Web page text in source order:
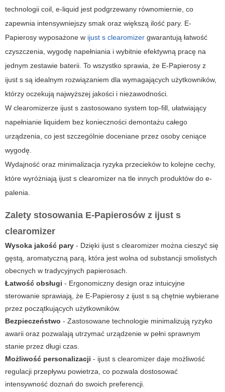
technologii coil, e-liquid jest podgrzewany równomiernie, co
zapewnia intensywniejszy smak oraz większą ilość pary. E-
Papierosy wyposażone w ijust s clearomizer gwarantują łatwość
czyszczenia, wygodę napełniania i wybitnie efektywną pracę na
jednym zestawie baterii. To wszystko sprawia, że E-Papierosy z
ijust s są idealnym rozwiązaniem dla wymagających użytkowników,
którzy oczekują najwyższej jakości i niezawodności.
W clearomizerze ijust s zastosowano system top-fill, ułatwiający
napełnianie liquidem bez konieczności demontażu całego
urządzenia, co jest szczególnie doceniane przez osoby ceniące
wygodę.
Wydajność oraz minimalizacja ryzyka przecieków to kolejne cechy,
które wyróżniają ijust s clearomizer na tle innych produktów do e-
palenia.
Zalety stosowania E-Papierosów z ijust s
clearomizer
Wysoka jakość pary - Dzięki ijust s clearomizer można cieszyć się
gęstą, aromatyczną parą, która jest wolna od substancji smolistych
obecnych w tradycyjnych papierosach.
Łatwość obsługi - Ergonomiczny design oraz intuicyjne
sterowanie sprawiają, że E-Papierosy z ijust s są chętnie wybierane
przez początkujących użytkowników.
Bezpieczeństwo - Zastosowane technologie minimalizują ryzyko
awarii oraz pozwalają utrzymać urządzenie w pełni sprawnym
stanie przez długi czas.
Możliwość personalizacji - ijust s clearomizer daje możliwość
regulacji przepływu powietrza, co pozwala dostosować
intensywność doznań do swoich preferencji.